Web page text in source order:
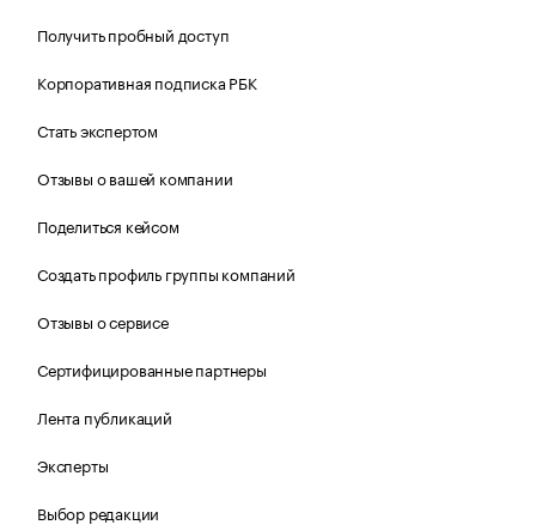
Получить пробный доступ
Корпоративная подписка РБК
Стать экспертом
Отзывы о вашей компании
Поделиться кейсом
Создать профиль группы компаний
Отзывы о сервисе
Сертифицированные партнеры
Лента публикаций
Эксперты
Выбор редакции